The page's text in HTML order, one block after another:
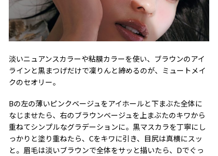
淡いニュアンスカラーや粘膜カラーを使い、ブラウンのアイ
ラインと黒まつげだけで凜りんと締めるのが、ミュートメイ
クのセオリー。
Bの左の薄いピンクベージュをアイホールと下まぶた全体に
なじませたら、右のブラウンベージュを上まぶたのキワから
重ねてシンプルなグラデーションに。黒マスカラを丁寧にし
っかりと塗り重ねたら、Cをキワに引き、目尻は真横にスッ
と。眉毛は淡いブラウンで全体をサッと描いたら、Dでぐっ